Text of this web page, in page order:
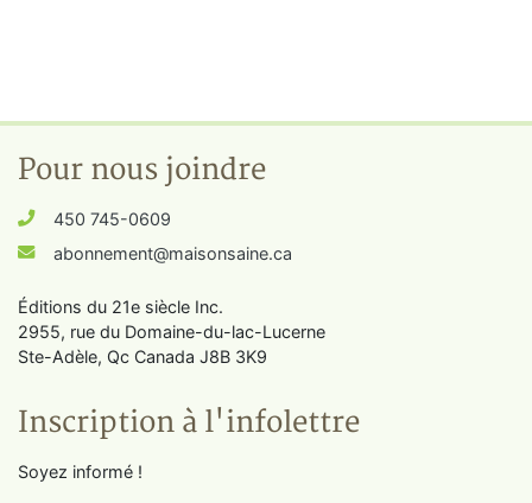
Pour nous joindre
450 745-0609
abonnement@maisonsaine.ca
Éditions du 21e siècle Inc.
2955, rue du Domaine-du-lac-Lucerne
Ste-Adèle, Qc Canada J8B 3K9
Inscription à l'infolettre
Soyez informé !